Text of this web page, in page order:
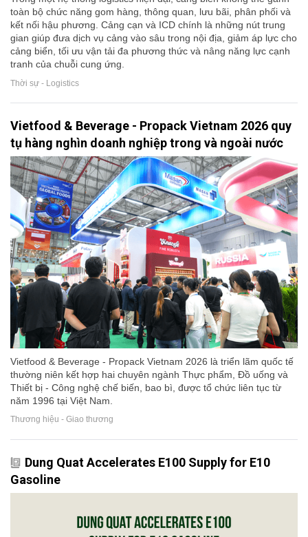
toàn bộ chức năng gom hàng, thông quan, lưu bãi, phân phối và
kết nối hậu phương. Cảng cạn và ICD chính là những nút trung
gian giúp đưa dịch vụ cảng vào sâu trong nội địa, giảm áp lực cho
cảng biển, tối ưu vận tải đa phương thức và nâng năng lực cạnh
tranh của chuỗi cung ứng.
Thời sự - Logistics
Vietfood & Beverage - Propack Vietnam 2026 quy
tụ hàng nghìn doanh nghiệp trong và ngoài nước
Vietfood & Beverage - Propack Vietnam 2026 là triển lãm quốc tế
thường niên kết hợp hai chuyên ngành Thực phẩm, Đồ uống và
Thiết bị - Công nghệ chế biến, bao bì, được tổ chức liên tục từ
năm 1996 tại Việt Nam.
Thương hiệu - Giao thương
Dung Quat Accelerates E100 Supply for E10
Gasoline